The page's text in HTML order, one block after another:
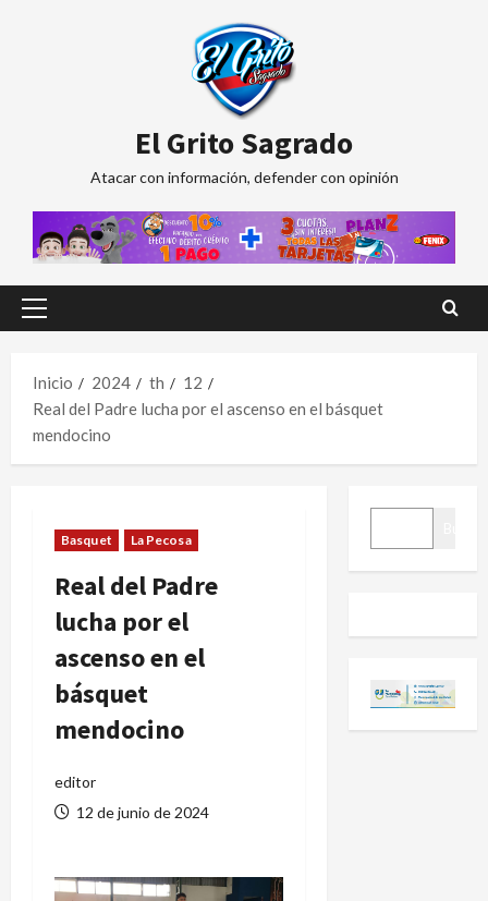
El Grito Sagrado
Atacar con información, defender con opinión
Menú
Inicio
2024 th
12
Real del Padre lucha por el ascenso en el básquet
mendocino
Basquet La Pecosa
Real del Padre
lucha por el
ascenso en el
básquet
mendocino
editor
12 de junio de 2024